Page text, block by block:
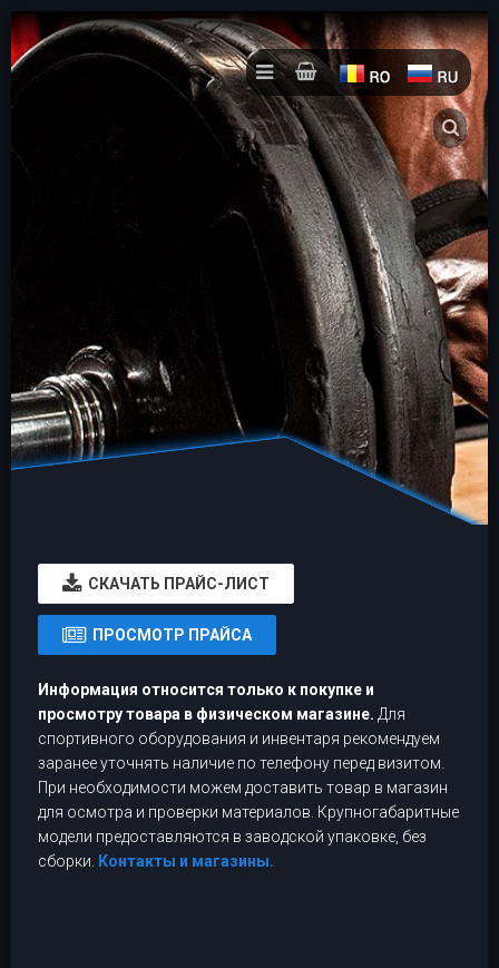
CКАЧАТЬ ПРАЙС-ЛИСТ
ПРОСМОТР ПРАЙСА
Информация относится только к покупке и
просмотру товара в физическом магазине. Для
спортивного оборудования и инвентаря рекомендуем
заранее уточнять наличие по телефону перед визитом.
При необходимости можем доставить товар в магазин
для осмотра и проверки материалов. Крупногабаритные
модели предоставляются в заводской упаковке, без
сборки.
Контакты и магазины.